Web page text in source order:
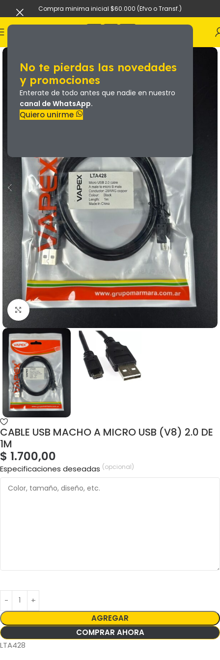
No te pierdas las novedades
y promociones
Enterate de todo antes que nadie en nuestro
canal de WhatsApp.
Quiero unirme
Compra minima inicial $60.000 (Efvo o Transf.)
CABLE USB MACHO A MICRO USB (V8) 2.0 DE
1M
$ 1.700,00
Especificaciones deseadas (opcional)
AGREGAR
COMPRAR AHORA
LTA428